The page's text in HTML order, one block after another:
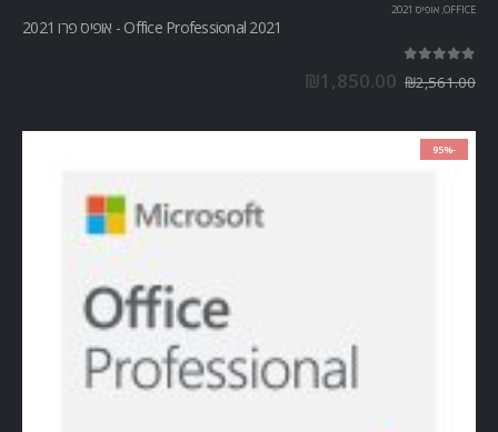
OFFICE
, אופיס 2021
Office Professional 2021 - אופיס פרו 2021
₪2,561.00
₪1,850.00
-95%